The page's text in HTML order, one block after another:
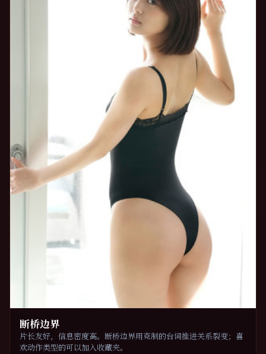
断桥边界
片长友好，信息密度高。断桥边界用克制的台词推进关系裂变；喜
欢动作类型的可以加入收藏夹。